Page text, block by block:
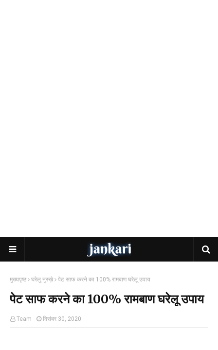
मुख्यपृष्ठ घरेलु नुस्ख़े पेट साफ करने का 100% रामबाण घरेलू उपाय
पेट साफ करने का 100% रामबाण घरेलू उपाय
Team दिसंबर 30, 2020